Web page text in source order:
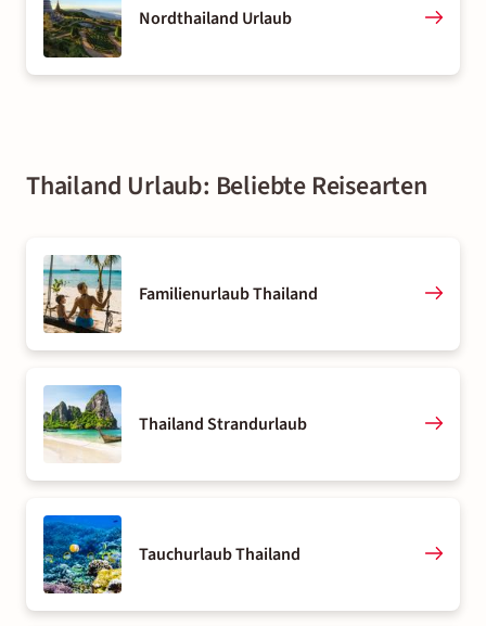
Nordthailand Urlaub
Thailand Urlaub: Beliebte Reisearten
Familienurlaub Thailand
Thailand Strandurlaub
Tauchurlaub Thailand